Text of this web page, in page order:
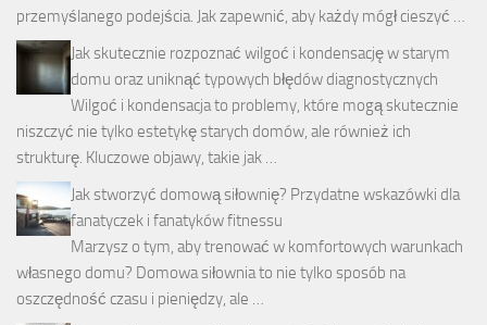
przemyślanego podejścia. Jak zapewnić, aby każdy mógł cieszyć …
Jak skutecznie rozpoznać wilgoć i kondensację w starym
domu oraz uniknąć typowych błędów diagnostycznych
Wilgoć i kondensacja to problemy, które mogą skutecznie
niszczyć nie tylko estetykę starych domów, ale również ich
strukturę. Kluczowe objawy, takie jak …
Jak stworzyć domową siłownię? Przydatne wskazówki dla
fanatyczek i fanatyków fitnessu
Marzysz o tym, aby trenować w komfortowych warunkach
własnego domu? Domowa siłownia to nie tylko sposób na
oszczędność czasu i pieniędzy, ale …